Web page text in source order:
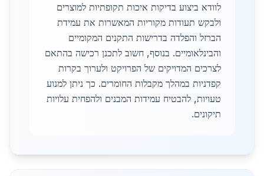
לוודא ביצוע בדיקות איכות תקופתיות למוצרים
ולבקש תעודות מקוריות המאשרות את עמידת
הברזל והפלדה בדרישות התקנים המקומיים
והבינלאומיים. בנוסף, חשוב לתכנן רכישה בהתאם
לצרכים המדויקים של הפרויקט ולערוך בקרות
קפדניות במהלך מקבלות החומרים. כך ניתן למנוע
טעויות, להבטיח עמידות המבנים ולהפחית עלויות
תיקונים.